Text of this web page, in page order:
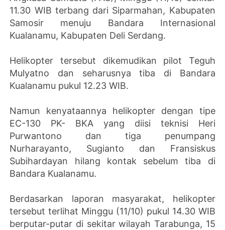
11.30 WIB terbang dari Siparmahan, Kabupaten
Samosir menuju Bandara Internasional
Kualanamu, Kabupaten Deli Serdang.
Helikopter tersebut dikemudikan pilot Teguh
Mulyatno dan seharusnya tiba di Bandara
Kualanamu pukul 12.23 WIB.
Namun kenyataannya helikopter dengan tipe
EC-130 PK- BKA yang diisi teknisi Heri
Purwantono dan tiga penumpang
Nurharayanto, Sugianto dan Fransiskus
Subihardayan hilang kontak sebelum tiba di
Bandara Kualanamu.
Berdasarkan laporan masyarakat, helikopter
tersebut terlihat Minggu (11/10) pukul 14.30 WIB
berputar-putar di sekitar wilayah Tarabunga, 15